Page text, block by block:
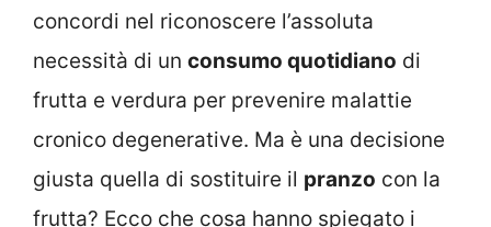
concordi nel riconoscere l’assoluta
necessità di un consumo quotidiano di
frutta e verdura per prevenire malattie
cronico degenerative. Ma è una decisione
giusta quella di sostituire il pranzo con la
frutta? Ecco che cosa hanno spiegato i